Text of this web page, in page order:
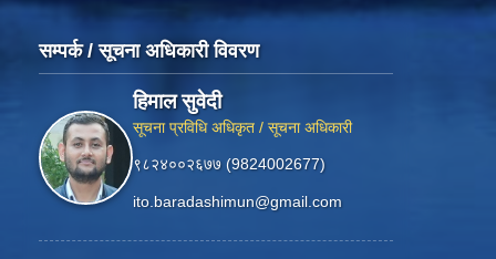
सम्पर्क / सूचना अधिकारी विवरण
हिमाल सुवेदी
सूचना प्रविधि अधिकृत / सूचना अधिकारी
९८२४००२६७७ (9824002677)
ito.baradashimun@gmail.com